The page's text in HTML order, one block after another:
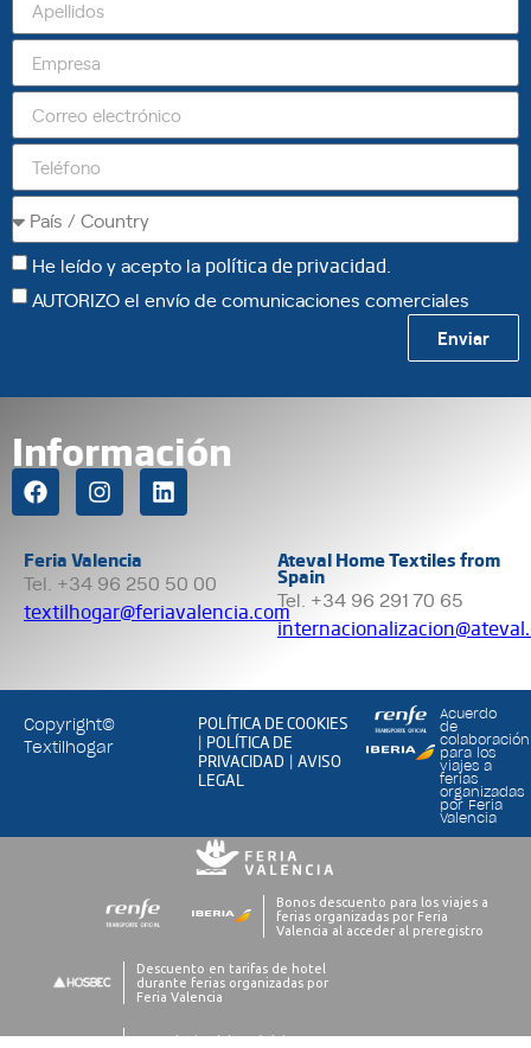
He leído y acepto la política de privacidad
AUTORIZO el envío de comunicaciones comerciales
Enviar
Información
Feria Valencia
Tel. +34 96 250 50 00
textilhogar@feriavalencia.com
Ateval Home Textiles from
Spain
Tel. +34 96 291 70 65
Copyright©
Textilhogar
POLÍTICA DE COOKIES
| POLÍTICA DE
PRIVACIDAD |AVISO
LEGAL
Acuerdo
de
colaboración
para los
viajes a
ferias
organizadas
por Feria
Valencia